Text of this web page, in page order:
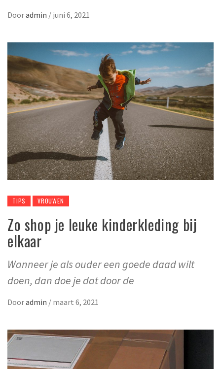
Dooradmin / juni 6, 2021
TIPS VROUWEN
Zo shop je leuke kinderkleding bij
elkaar
Wanneer je als ouder een goede daad wilt
doen, dan doe je dat door de
Dooradmin / maart 6, 2021